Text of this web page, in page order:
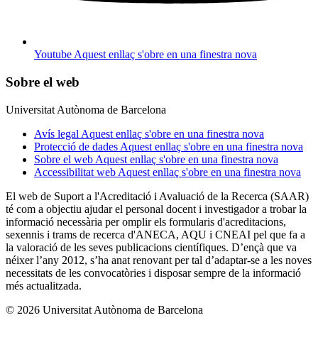
Youtube Aquest enllaç s'obre en una finestra nova
Sobre el web
Universitat Autònoma de Barcelona
Avís legal Aquest enllaç s'obre en una finestra nova
Protecció de dades Aquest enllaç s'obre en una finestra nova
Sobre el web Aquest enllaç s'obre en una finestra nova
Accessibilitat web Aquest enllaç s'obre en una finestra nova
El web de Suport a l'Acreditació i Avaluació de la Recerca (SAAR)
té com a objectiu ajudar el personal docent i investigador a trobar la
informació necessària per omplir els formularis d'acreditacions,
sexennis i trams de recerca d'ANECA, AQU i CNEAI pel que fa a
la valoració de les seves publicacions científiques. D’ençà que va
néixer l’any 2012, s’ha anat renovant per tal d’adaptar-se a les noves
necessitats de les convocatòries i disposar sempre de la informació
més actualitzada.
© 2026 Universitat Autònoma de Barcelona